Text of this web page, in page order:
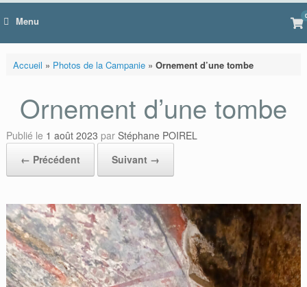
Menu 0
Accueil » Photos de la Campanie» Ornement d’une tombe
Ornement d’une tombe
Publié le 1 août 2023 par Stéphane POIREL
← Précédent
Suivant →